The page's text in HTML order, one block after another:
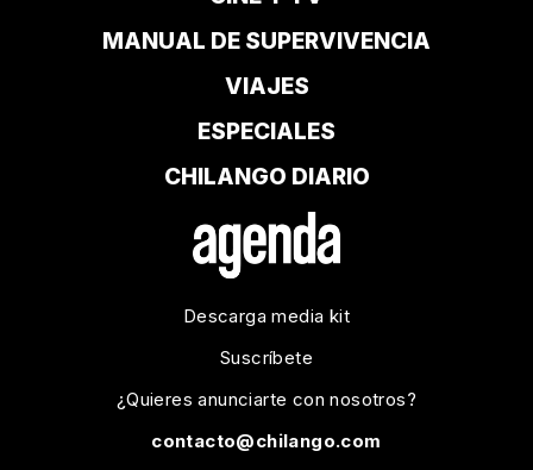
MANUAL DE SUPERVIVENCIA
VIAJES
ESPECIALES
CHILANGO DIARIO
Descarga media kit
Suscríbete
¿Quieres anunciarte con nosotros?
contacto@chilango.com